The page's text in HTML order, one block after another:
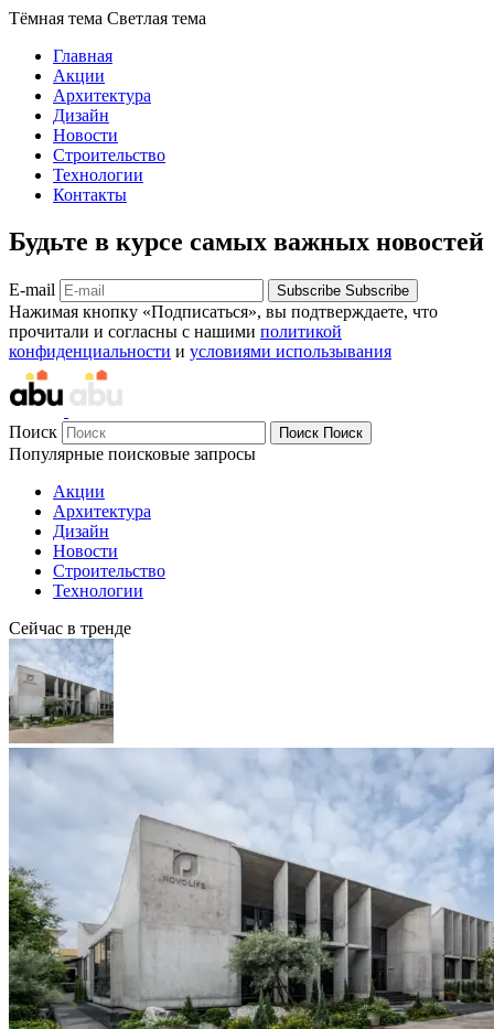
Тёмная тема Светлая тема
Главная
Акции
Архитектура
Дизайн
Новости
Строительство
Технологии
Контакты
Будьте в курсе самых важных новостей
E-mail Subscribe Subscribe
Нажимая кнопку «Подписаться», вы подтверждаете, что
прочитали и согласны с нашими политикой
конфиденциальности и условиями использывания
Поиск Поиск Поиск
Популярные поисковые запросы
Акции
Архитектура
Дизайн
Новости
Строительство
Технологии
Сейчас в тренде